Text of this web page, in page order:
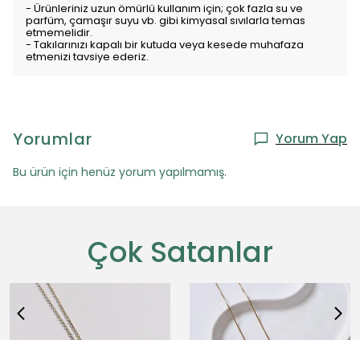
- Ürünleriniz uzun ömürlü kullanım için; çok fazla su ve
parfüm, çamaşır suyu vb. gibi kimyasal sıvılarla temas
etmemelidir.
- Takılarınızı kapalı bir kutuda veya kesede muhafaza
etmenizi tavsiye ederiz.
Yorumlar Yorum Yap
Bu ürün için henüz yorum yapılmamış.
Çok Satanlar